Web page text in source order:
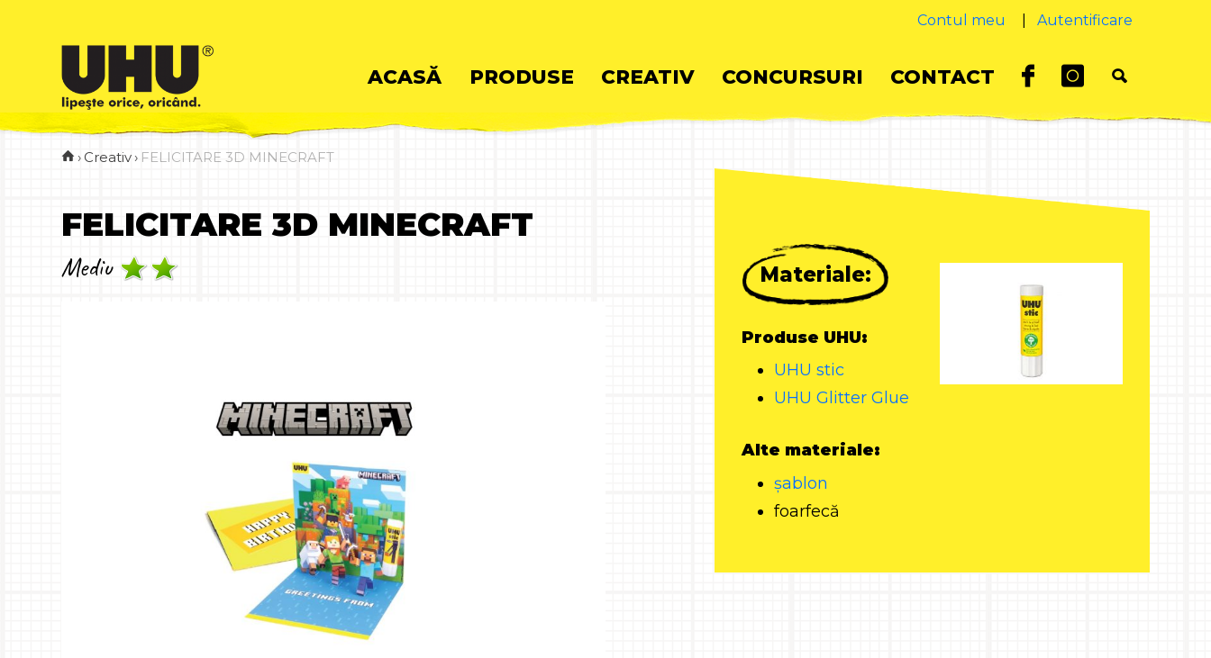
Contul meu Autentificare
Skip
to
ACASĂ PRODUSE CREATIV CONCURSURI CONTACT
› Creativ › FELICITARE 3D MINECRAFT
FELICITARE 3D MINECRAFT
Mediu Materiale:
Produse UHU:
UHU stic
UHU Glitter Glue
Alte materiale:
șablon
foarfecă